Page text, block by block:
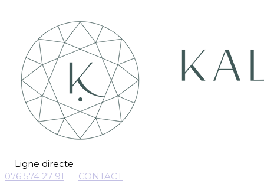
Ligne directe
076 574 27 91
CONTACT